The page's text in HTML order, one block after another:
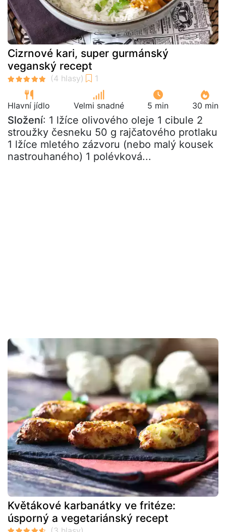
Cizrnové kari, super gurmánský
veganský recept
Hlavní jídlo Velmi snadné 5 min 30 min
Složení: 1 lžíce olivového oleje 1 cibule 2
stroužky česneku 50 g rajčatového protlaku
1 lžíce mletého zázvoru (nebo malý kousek
nastrouhaného) 1 polévková...
Květákové karbanátky ve fritéze:
úsporný a vegetariánský recept